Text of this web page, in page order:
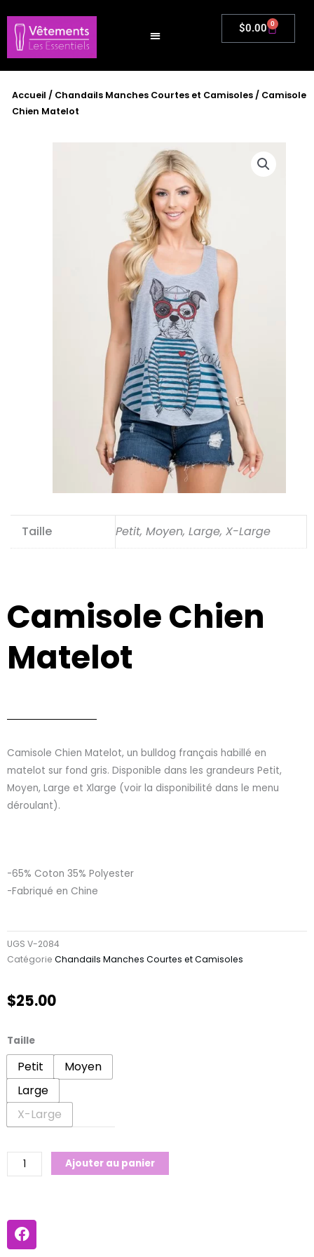
contenu
$0.00 0
Panier
Accueil / Chandails Manches Courtes et Camisoles / Camisole
Chien Matelot
Taille Petit, Moyen, Large, X-Large
Camisole Chien
Matelot
Camisole Chien Matelot, un bulldog français habillé en
matelot sur fond gris. Disponible dans les grandeurs Petit,
Moyen, Large et Xlarge (voir la disponibilité dans le menu
déroulant).
-65% Coton 35% Polyester
-Fabriqué en Chine
UGS V-2084
Catégorie Chandails Manches Courtes et Camisoles
$25.00
Taille
Petit
Moyen
Large
X-Large
quantité
de
Camisole
Chien
Matelot
Ajouter au panier
F
a